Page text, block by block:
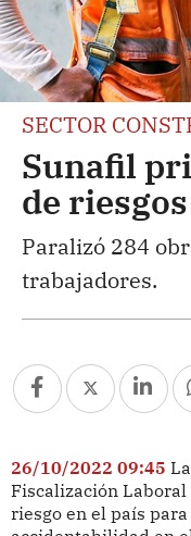
SECTOR
Sunafil
de riesgos
Paralizó 284
trabajadores.
26/10/2022 09:45
Fiscalización
riesgo en el país